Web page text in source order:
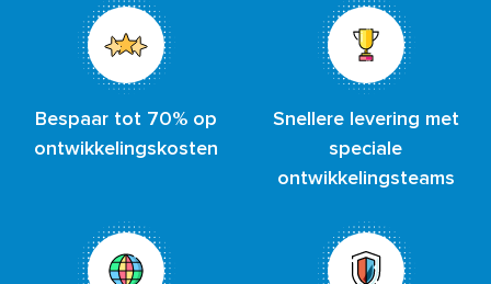
Bespaar tot 70% op
ontwikkelingskosten
Snellere levering met
speciale
ontwikkelingsteams